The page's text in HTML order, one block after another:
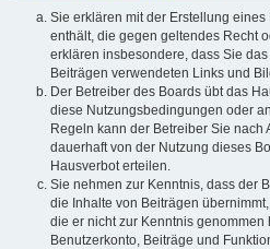
Sie erklären mit der Erstellung
enthält, die gegen geltendes Recht
erklären insbesondere, dass Sie
Beiträgen verwendeten Links und
Der Betreiber des Boards übt das
diese Nutzungsbedingungen oder
Regeln kann der Betreiber Sie nach
dauerhaft von der Nutzung dieses
Hausverbot erteilen.
Sie nehmen zur Kenntnis, dass der
die Inhalte von Beiträgen
die er nicht zur Kenntnis genommen
Benutzerkonto, Beiträge und